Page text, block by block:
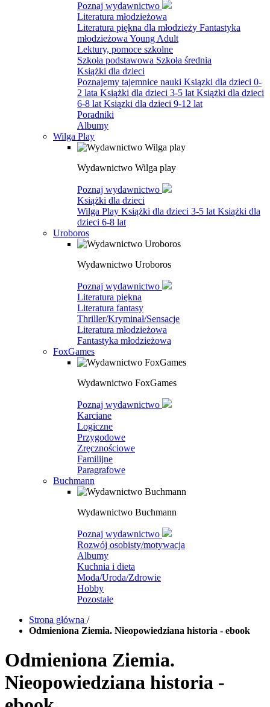
Poznaj wydawnictwo
Literatura młodzieżowa
Literatura piękna dla młodzieży Fantastyka
młodzieżowa Young Adult
Lektury, pomoce szkolne
Szkoła podstawowa Szkoła średnia
Książki dla dzieci
Poznajemy tajemnice nauki Ksiązki dla dzieci 0-
2 lata Książki dla dzieci 3-5 lat Książki dla dzieci
6-8 lat Ksiązki dla dzieci 9-12 lat
Poradniki
Albumy
Wilga Play
Wydawnictwo Wilga play
Poznaj wydawnictwo
Książki dla dzieci
Wilga Play Książki dla dzieci 3-5 lat Książki dla
dzieci 6-8 lat
Uroboros
Wydawnictwo Uroboros
Poznaj wydawnictwo
Literatura piękna
Literatura fantasy
Thriller/Kryminał/Sensacje
Literatura młodzieżowa
Fantastyka młodzieżowa
FoxGames
Wydawnictwo FoxGames
Poznaj wydawnictwo
Karciane
Logiczne
Przygodowe
Zręcznościowe
Familijne
Paragrafowe
Buchmann
Wydawnictwo Buchmann
Poznaj wydawnictwo
Rozwój osobisty/motywacja
Albumy
Kuchnia i dieta
Moda/Uroda/Zdrowie
Hobby
Pozostałe
Strona główna /
Odmieniona Ziemia. Nieopowiedziana historia - ebook
Odmieniona Ziemia.
Nieopowiedziana historia -